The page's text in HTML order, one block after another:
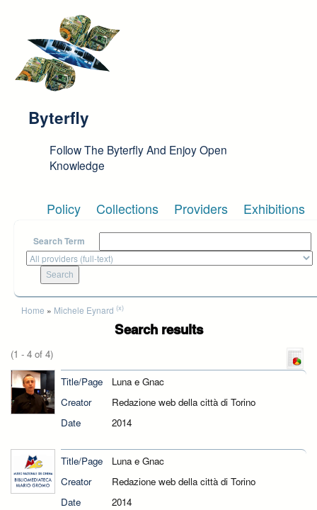
Byterfly
Follow The Byterfly And Enjoy Open
Knowledge
Policy Collections Providers Exhibitions
Search Term
You are here
Home » Michele Eynard (x)
Search results
(1 - 4 of 4)
Title/Page
Luna e Gnac
Creator
Redazione web della città di Torino
Date
2014
Title/Page
Luna e Gnac
Creator
Redazione web della città di Torino
Date
2014